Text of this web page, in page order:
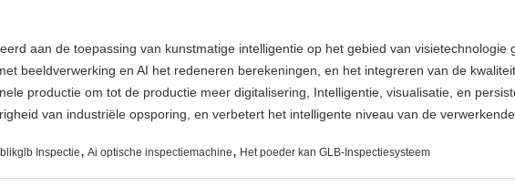
aan de toepassing van kunstmatige intelligentie op het gebied van visietechnologie
beeldverwerking en AI het redeneren berekeningen, en het integreren van de
productie om tot de productie meer digitalisering, Intelligentie, visualisatie, en
van industriële opsporing, en verbetert het intelligente niveau van de
Inspectie, Ai optische inspectiemachine, Het poeder kan GLB-Inspectiesysteem